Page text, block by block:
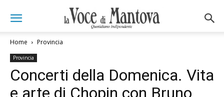
Home Provincia
Provincia
Concerti della Domenica. Vita
e arte di Chopin con Bruno